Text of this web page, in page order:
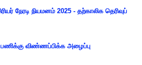
நேரடி நியமனம் 2025 - தற்காலிக தெரிவுப்
பணிக்கு விண்ணப்பிக்க அழைப்பு